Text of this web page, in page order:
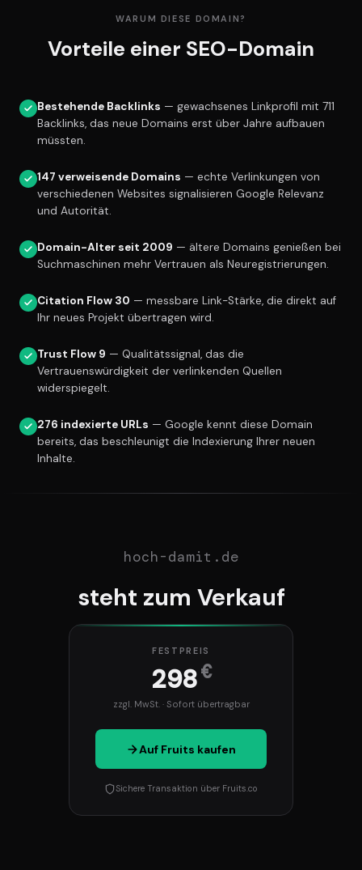
WARUM DIESE DOMAIN?
Vorteile einer SEO-Domain
Bestehende Backlinks — gewachsenes Linkprofil mit 711
Backlinks, das neue Domains erst über Jahre aufbauen
müssten.
147 verweisende Domains — echte Verlinkungen von
verschiedenen Websites signalisieren Google Relevanz
und Autorität.
Domain-Alter seit 2009 — ältere Domains genießen bei
Suchmaschinen mehr Vertrauen als Neuregistrierungen.
Citation Flow 30 — messbare Link-Stärke, die direkt auf
Ihr neues Projekt übertragen wird.
Trust Flow 9 — Qualitätssignal, das die
Vertrauenswürdigkeit der verlinkenden Quellen
widerspiegelt.
276 indexierte URLs — Google kennt diese Domain
bereits, das beschleunigt die Indexierung Ihrer neuen
Inhalte.
hoch-damit.de
steht zum Verkauf
FESTPREIS
298€
zzgl. MwSt. · Sofort übertragbar
Auf Fruits kaufen
Sichere Transaktion über Fruits.co